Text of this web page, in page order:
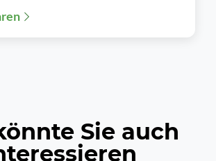
Sie auch